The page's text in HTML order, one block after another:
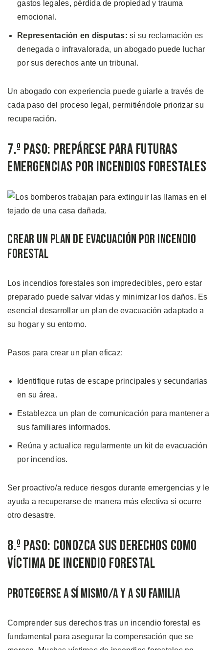
gastos legales, pérdida de propiedad y trauma
emocional.
Representación en disputas: si su reclamación es
denegada o infravalorada, un abogado puede luchar
por sus derechos ante un tribunal.
Un abogado con experiencia puede guiarle a través de
cada paso del proceso legal, permitiéndole priorizar su
recuperación.
7.º Paso: Prepárese para Futuras
Emergencias por Incendios Forestales
Crear un Plan de Evacuación por Incendio
Forestal
Los incendios forestales son impredecibles, pero estar
preparado puede salvar vidas y minimizar los daños. Es
esencial desarrollar un plan de evacuación adaptado a
su hogar y su entorno.
Pasos para crear un plan eficaz:
Identifique rutas de escape principales y secundarias
en su área.
Establezca un plan de comunicación para mantener a
sus familiares informados.
Reúna y actualice regularmente un kit de evacuación
por incendios.
Ser proactivo/a reduce riesgos durante emergencias y le
ayuda a recuperarse de manera más efectiva si ocurre
otro desastre.
8.º Paso: Conozca sus Derechos como
Víctima de Incendio Forestal
Protegerse a sí Mismo/a y a su Familia
Comprender sus derechos tras un incendio forestal es
fundamental para asegurar la compensación que se